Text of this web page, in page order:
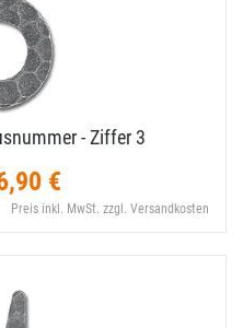
- Ziffer 3
€
Preis inkl. MwSt. zzgl. Versandkosten